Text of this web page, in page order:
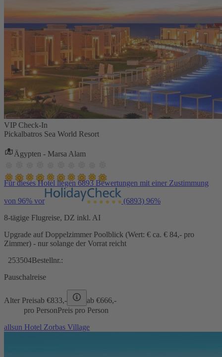
VIP Check-In
Pickalbatros Sea World Resort
Ägypten - Marsa Alam
Für dieses Hotel liegen 6893 Bewertungen mit einer Zustimmung
von 96% vor (6893) 96%
8-tägige Flugreise, DZ inkl. AI
Upgrade auf Doppelzimmer Poolblick (Wert: € ca. € 84,- pro
Zimmer) - nur solange der Vorrat reicht
253504Bestellnr.:
Pauschalreise
Alter Preisab €833,- ab €666,-
pro PersonPreis pro Person
allsun Hotel Zorbas Village